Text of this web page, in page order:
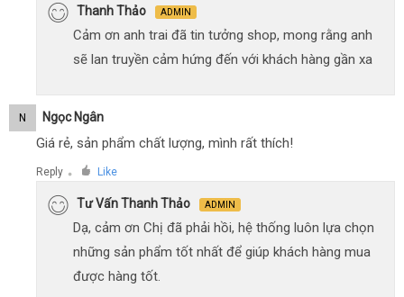
Thanh Thảo ADMIN
Cảm ơn anh trai đã tin tưởng shop, mong rằng anh
sẽ lan truyền cảm hứng đến với khách hàng gần xa
N Ngọc Ngân
Giá rẻ, sản phẩm chất lượng, mình rất thích!
Reply ● Like
Tư Vấn Thanh Thảo ADMIN
Dạ, cảm ơn Chị đã phải hồi, hệ thống luôn lựa chọn
những sản phẩm tốt nhất để giúp khách hàng mua
được hàng tốt.